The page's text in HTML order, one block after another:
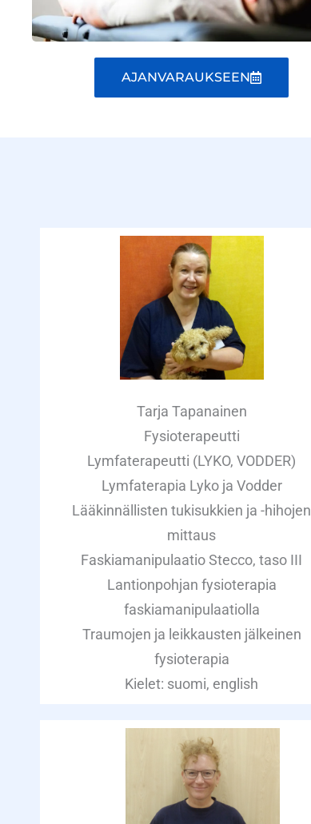
AJANVARAUKSEEN
Tarja Tapanainen
Fysioterapeutti
Lymfaterapeutti (LYKO, VODDER)
Lymfaterapia Lyko ja Vodder
Lääkinnällisten tukisukkien ja -hihojen
mittaus
Faskiamanipulaatio Stecco, taso III
Lantionpohjan fysioterapia
faskiamanipulaatiolla
Traumojen ja leikkausten jälkeinen
fysioterapia
Kielet: suomi, english